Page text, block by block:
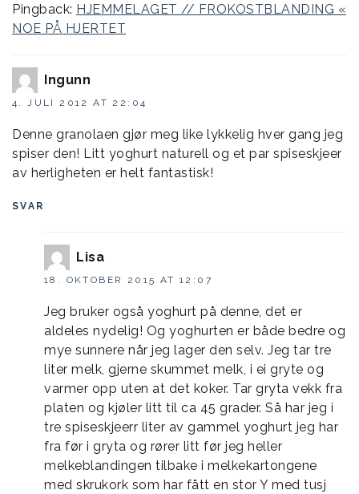
Pingback: HJEMMELAGET // FROKOSTBLANDING «
NOE PÅ HJERTET
Ingunn
4. JULI 2012 AT 22:04
Denne granolaen gjør meg like lykkelig hver gang jeg
spiser den! Litt yoghurt naturell og et par spiseskjeer
av herligheten er helt fantastisk!
SVAR
Lisa
18. OKTOBER 2015 AT 12:07
Jeg bruker også yoghurt på denne, det er
aldeles nydelig! Og yoghurten er både bedre og
mye sunnere når jeg lager den selv. Jeg tar tre
liter melk, gjerne skummet melk, i ei gryte og
varmer opp uten at det koker. Tar gryta vekk fra
platen og kjøler litt til ca 45 grader. Så har jeg i
tre spiseskjeerr liter av gammel yoghurt jeg har
fra før i gryta og rører litt før jeg heller
melkeblandingen tilbake i melkekartongene
med skrukork som har fått en stor Y med tusj